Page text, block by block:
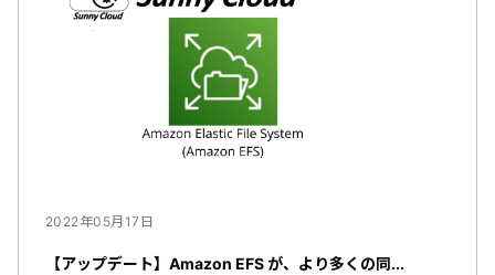
2022年05月17日
【アップデート】Amazon EFS が、より多くの同...